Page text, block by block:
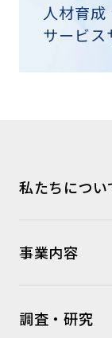
人材育成
サービス
私たちについ
事業内容
調査・研究